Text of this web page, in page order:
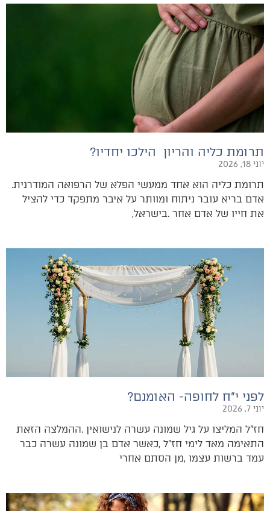
תרומת כליה והריון הילכו יחדיו?
יוני 18, 2026
תרומת‭ ‬כליה‭ ‬הוא‭ ‬אחד‭ ‬ממעשי‭ ‬הפלא‭ ‬של‭ ‬הרפואה‭ ‬המודרנית‭.
‬את‭ ‬חייו‭ ‬של‭ ‬אדם‭ ‬אחר‭. ‬בישראל‭,
לפני י״ח לחופה- האומנם?
יוני 7, 2026
‬עמד‭ ‬ברשות‭ ‬עצמו‭, ‬מן‭ ‬הסתם‭ ‬אחרי‭